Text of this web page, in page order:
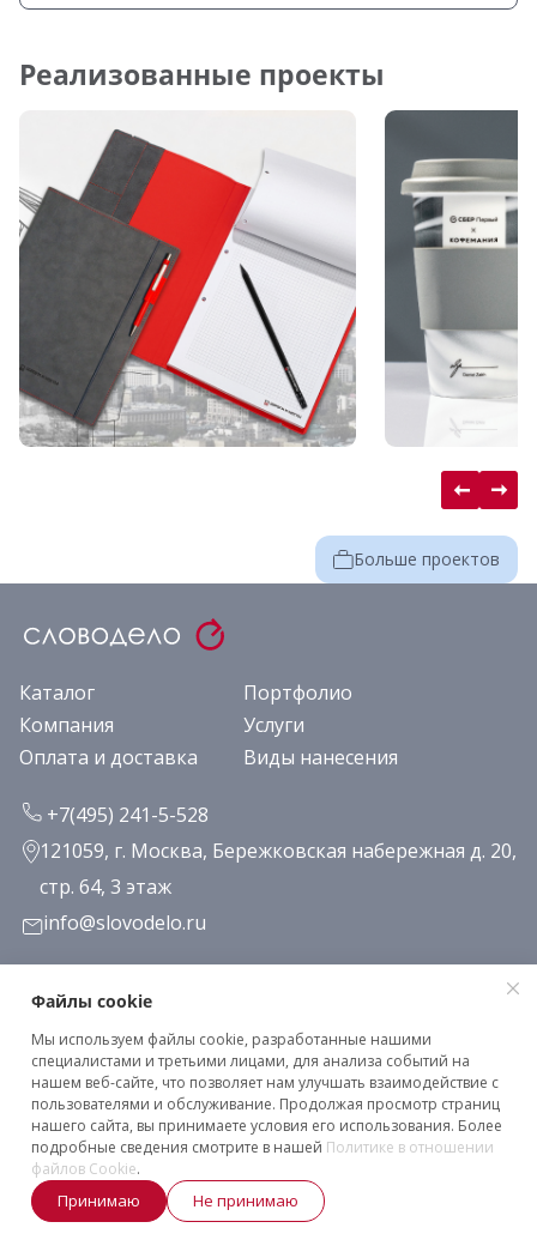
Реализованные проекты
Больше проектов
Каталог
Портфолио
Компания
Услуги
Оплата и доставка
Виды нанесения
+7(495) 241-5-528
121059, г. Москва, Бережковская набережная д. 20,
стр. 64, 3 этаж
info@slovodelo.ru
Заказать звонок
Подписаться на рассылку
Клиентское соглашение
Политика конфиденциальности
2026 © «Словодело». Все права защищены
Файлы cookie
Мы используем файлы cookie, разработанные нашими
специалистами и третьими лицами, для анализа событий на
нашем веб-сайте, что позволяет нам улучшать взаимодействие с
пользователями и обслуживание. Продолжая просмотр страниц
нашего сайта, вы принимаете условия его использования. Более
подробные сведения смотрите в нашей Политике в отношении
файлов Cookie.
Принимаю Не принимаю